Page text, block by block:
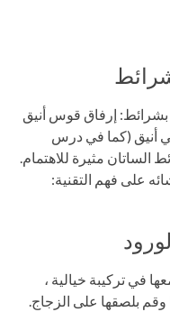
بشرائط: إرفاق قوس أنيق
أنيق (كما في درس
الساتان مثيرة للاهتمام.
على فهم التقنية:
في تركيبة خيالية ،
وقم بلصقها على الزجاج.